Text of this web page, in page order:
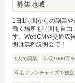
募集地域
1日1時間からの副業や
働く場所も時間も自由
す。WebCMや交通広
明は無料説明会で！
1人で開業 年収1000万
有名フランチャイズで独立